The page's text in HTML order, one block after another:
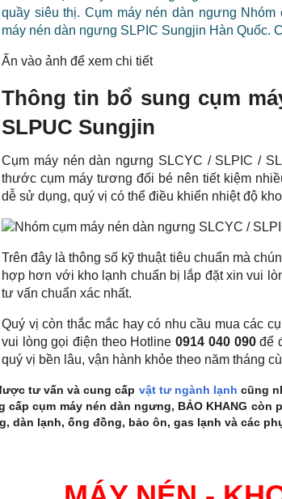
Ấn vào ảnh để xem chi tiết
Thông tin bổ sung cụm
SLPUC Sungjin
Cụm máy nén dàn ngưng SLCYC / SLPIC /
thước cụm máy tương đối bé nên tiết kiệm
dễ sử dụng, quý vị có thể điều khiển nhiệt độ
Trên đây là thông số kỹ thuật tiêu chuẩn mà
hợp hơn với kho lạnh chuẩn bị lắp đặt xin vui
tư vấn chuẩn xác nhất.
Quý vị còn thắc mắc hay có nhu cầu mua các
vui lòng gọi điện theo Hotline0914 040 090để
quý vị bền lâu, vận hành khỏe theo năm tháng
tư vấn và cung cấp vật tư ngành lạnh cũng
cấp cụm máy nén dàn ngưng, BẢO KHANG
dàn lạnh, ống đồng, bảo ôn, gas lạnh và các